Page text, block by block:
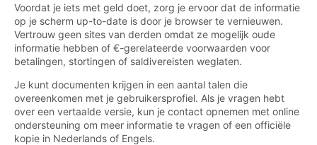
Voordat je iets met geld doet, zorg je ervoor dat de informatie
op je scherm up-to-date is door je browser te vernieuwen.
Vertrouw geen sites van derden omdat ze mogelijk oude
informatie hebben of €-gerelateerde voorwaarden voor
betalingen, stortingen of saldivereisten weglaten.
Je kunt documenten krijgen in een aantal talen die
overeenkomen met je gebruikersprofiel. Als je vragen hebt
over een vertaalde versie, kun je contact opnemen met online
ondersteuning om meer informatie te vragen of een officiële
kopie in Nederlands of Engels.